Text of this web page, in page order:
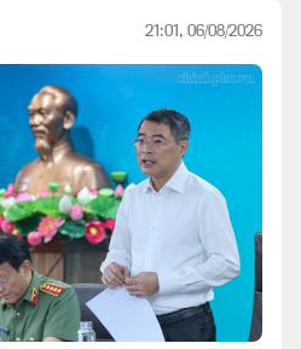
21:01, 06/08/2026